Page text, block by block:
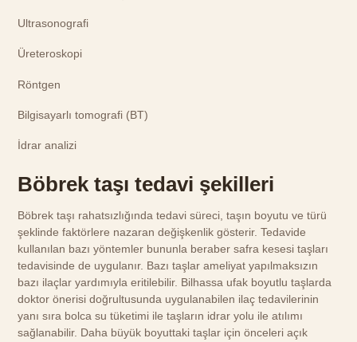
Ultrasonografi
Üreteroskopi
Röntgen
Bilgisayarlı tomografi (BT)
İdrar analizi
Böbrek taşı tedavi şekilleri
Böbrek taşı rahatsızlığında tedavi süreci, taşın boyutu ve türü
şeklinde faktörlere nazaran değişkenlik gösterir. Tedavide
kullanılan bazı yöntemler bununla beraber safra kesesi taşları
tedavisinde de uygulanır. Bazı taşlar ameliyat yapılmaksızın
bazı ilaçlar yardımıyla eritilebilir. Bilhassa ufak boyutlu taşlarda
doktor önerisi doğrultusunda uygulanabilen ilaç tedavilerinin
yanı sıra bolca su tüketimi ile taşların idrar yolu ile atılımı
sağlanabilir. Daha büyük boyuttaki taşlar için önceleri açık